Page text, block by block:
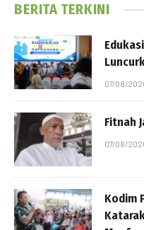
BERITA TERKINI
07/08/
Fitnah
07/08/
Kodim